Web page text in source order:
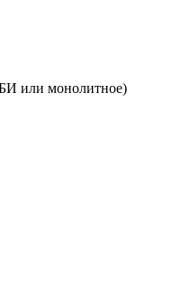
или монолитное)